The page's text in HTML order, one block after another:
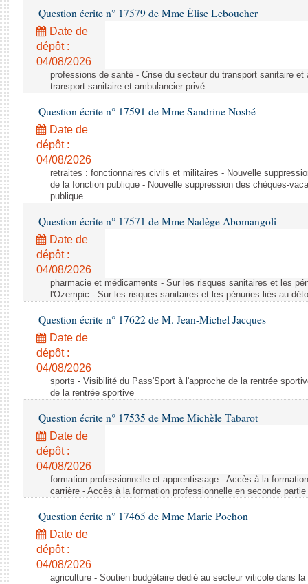
Question écrite n° 17579 de Mme Élise Leboucher
Date de
dépôt :
04/08/2026
professions de santé - Crise du secteur du transport sanitaire
transport sanitaire et ambulancier privé
Question écrite n° 17591 de Mme Sandrine Nosbé
Date de
dépôt :
04/08/2026
retraites : fonctionnaires civils et militaires - Nouvelle
de la fonction publique - Nouvelle suppression des chèques-
publique
Question écrite n° 17571 de Mme Nadège Abomangoli
Date de
dépôt :
04/08/2026
pharmacie et médicaments - Sur les risques sanitaires et les
l'Ozempic - Sur les risques sanitaires et les pénuries liés au
Question écrite n° 17622 de M. Jean-Michel Jacques
Date de
dépôt :
04/08/2026
sports - Visibilité du Pass'Sport à l'approche de la rentrée
de la rentrée sportive
Question écrite n° 17535 de Mme Michèle Tabarot
Date de
dépôt :
04/08/2026
formation professionnelle et apprentissage - Accès à la
carrière - Accès à la formation professionnelle en seconde partie
Question écrite n° 17465 de Mme Marie Pochon
Date de
dépôt :
04/08/2026
agriculture - Soutien budgétaire dédié au secteur viticole dans